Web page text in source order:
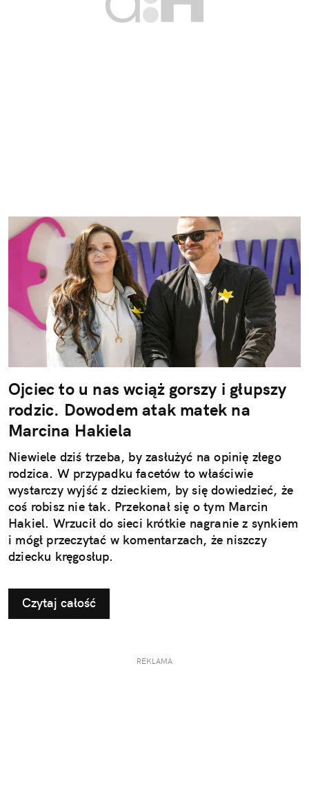
Ojciec to u nas wciąż gorszy i głupszy
rodzic. Dowodem atak matek na
Marcina Hakiela
Niewiele dziś trzeba, by zasłużyć na opinię złego
rodzica. W przypadku facetów to właściwie
wystarczy wyjść z dzieckiem, by się dowiedzieć, że
coś robisz nie tak. Przekonał się o tym Marcin
Hakiel. Wrzucił do sieci krótkie nagranie z synkiem
i mógł przeczytać w komentarzach, że niszczy
dziecku kręgosłup.
Czytaj całość
REKLAMA